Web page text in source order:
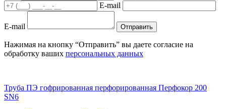
E-mail
E-mail Отправить
Нажимая на кнопку “Отправить” вы даете согласие на
обработку ваших персональных данных
Труба ПЭ гофрированная перфорированная Перфокор 200
SN6